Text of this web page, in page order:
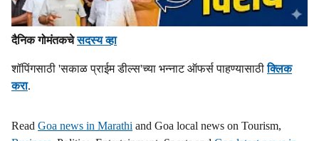
दैनिक गोमंतकचेसदस्य व्हा
शॉपिंगसाठी 'सकाळ प्राईम डील्स'च्या भन्नाट ऑफर्स पाहण्यासाठीक्लिक
करा.
Read Goa news in Marathi and Goa local news on Tourism,